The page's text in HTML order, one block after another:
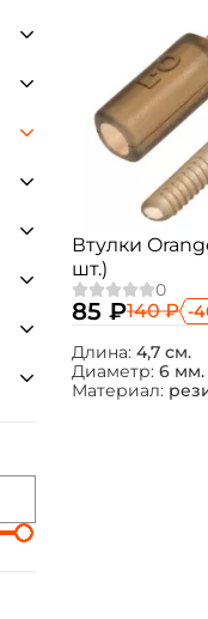
Втулки
шт.)
85 ₽140 ₽ -
Длина: 4,7 см.
Диаметр: 6 мм.
Материал: